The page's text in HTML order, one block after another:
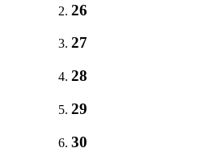
26
27
28
29
30